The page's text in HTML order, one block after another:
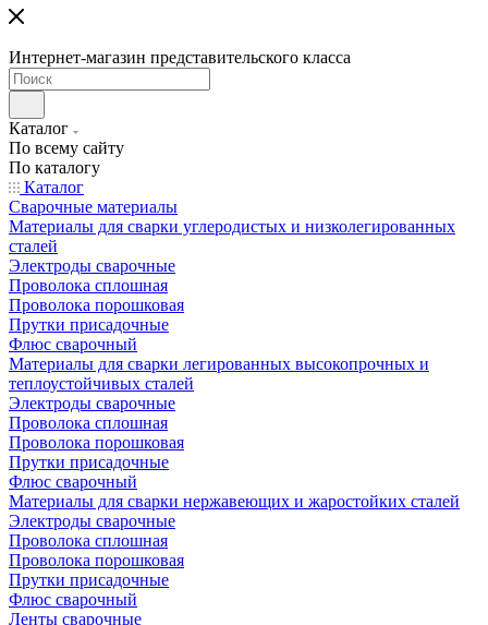
Интернет-магазин представительского класса
Каталог
По всему сайту
По каталогу
Каталог
Сварочные материалы
Материалы для сварки углеродистых и низколегированных
сталей
Электроды сварочные
Проволока сплошная
Проволока порошковая
Прутки присадочные
Флюс сварочный
Материалы для сварки легированных высокопрочных и
теплоустойчивых сталей
Электроды сварочные
Проволока сплошная
Проволока порошковая
Прутки присадочные
Флюс сварочный
Материалы для сварки нержавеющих и жаростойких сталей
Электроды сварочные
Проволока сплошная
Проволока порошковая
Прутки присадочные
Флюс сварочный
Ленты сварочные